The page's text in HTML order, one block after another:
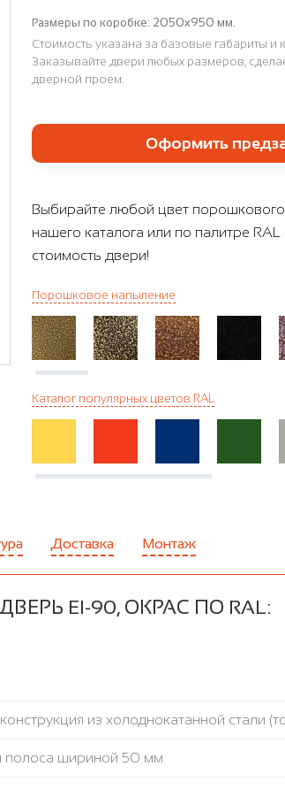
Размеры по коробке: 2050x950 мм.
Стоимость указана за базовые габариты и
Заказывайте двери любых размеров,
дверной проем.
Оформить
Выбирайте любой цвет
нашего каталога или по палитре
стоимость двери!
Порошковое напыление
Каталог популярных цветов RAL
Доставка Монтаж
EI-90, ОКРАС ПО RAL:
из холоднокатанной стали
полоса шириной 50 мм